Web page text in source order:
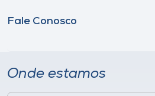
Fale Conosco
Onde estamos